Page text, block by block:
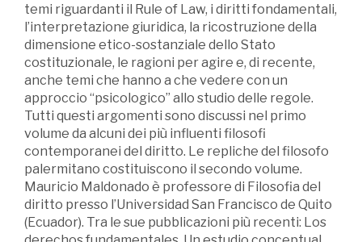
temi riguardanti il Rule of Law, i diritti fondamentali,
l’interpretazione giuridica, la ricostruzione della
dimensione etico-sostanziale dello Stato
costituzionale, le ragioni per agire e, di recente,
anche temi che hanno a che vedere con un
approccio “psicologico” allo studio delle regole.
Tutti questi argomenti sono discussi nel primo
volume da alcuni dei più influenti filosofi
contemporanei del diritto. Le repliche del filosofo
palermitano costituiscono il secondo volume.
Mauricio Maldonado è professore di Filosofia del
diritto presso l’Universidad San Francisco de Quito
(Ecuador). Tra le sue pubblicazioni più recenti: Los